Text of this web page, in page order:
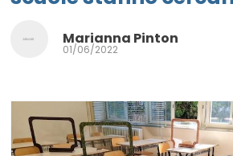
Marianna Pinton
01/06/2022